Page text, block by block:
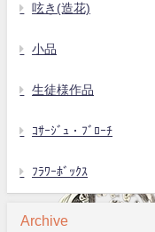
呟き(造花)
小品
生徒様作品
ｺｻｰｼﾞｭ・ﾌﾞﾛｰﾁ
ﾌﾗﾜｰﾎﾞｯｸｽ
Archive